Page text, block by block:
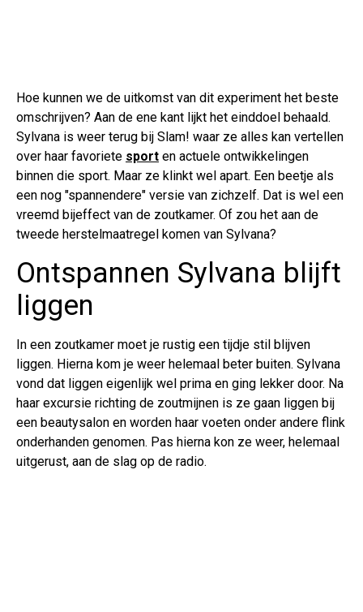
Hoe kunnen we de uitkomst van dit experiment het beste
omschrijven? Aan de ene kant lijkt het einddoel behaald.
Sylvana is weer terug bij Slam! waar ze alles kan vertellen
over haar favoriete sport en actuele ontwikkelingen
binnen die sport. Maar ze klinkt wel apart. Een beetje als
een nog "spannendere" versie van zichzelf. Dat is wel een
vreemd bijeffect van de zoutkamer. Of zou het aan de
tweede herstelmaatregel komen van Sylvana?
Ontspannen Sylvana blijft
liggen
In een zoutkamer moet je rustig een tijdje stil blijven
liggen. Hierna kom je weer helemaal beter buiten. Sylvana
vond dat liggen eigenlijk wel prima en ging lekker door. Na
haar excursie richting de zoutmijnen is ze gaan liggen bij
een beautysalon en worden haar voeten onder andere flink
onderhanden genomen. Pas hierna kon ze weer, helemaal
uitgerust, aan de slag op de radio.